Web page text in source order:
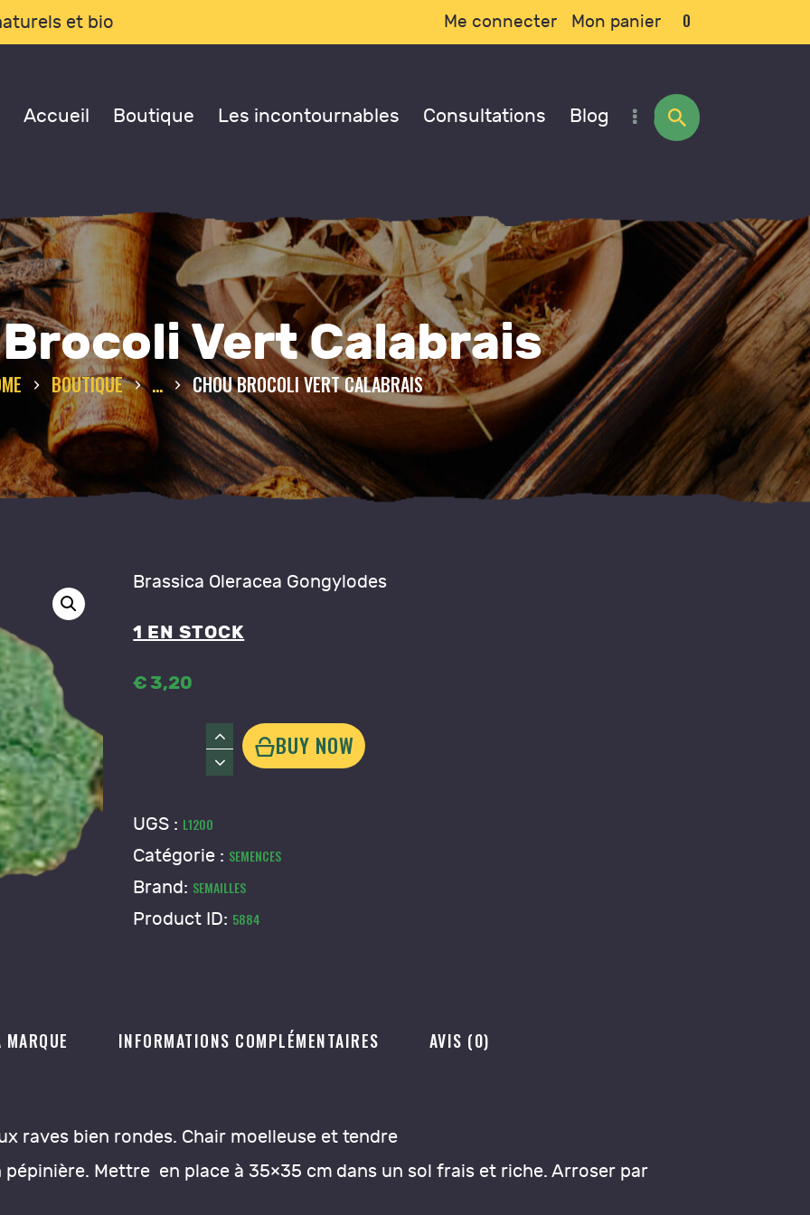
et bio Me connecter Mon panier 0
Accueil Boutique Les incontournables Consultations Blog
DE NOUS
Vert Calabrais
BOUTIQUE ... CHOU BROCOLI VERT CALABRAIS
Brassica Oleracea Gongylodes
1 EN STOCK
€ 3,20
Vert
Calabrais
BUY NOW
UGS : L1200
Catégorie : SEMENCES
Brand: SEMAILLES
Product ID: 5884
INFORMATIONS COMPLÉMENTAIRES AVIS (0)
raves bien rondes. Chair moelleuse et tendre
Mettre en place à 35×35 cm dans un sol frais et riche. Arroser par